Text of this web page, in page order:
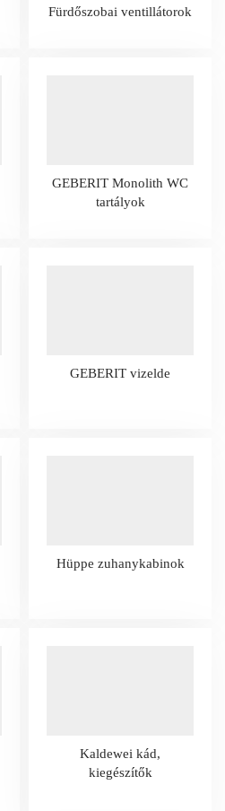
Fürdőszobai ventillátorok
GEBERIT Monolith WC
tartályok
GEBERIT vizelde
Hüppe zuhanykabinok
Kaldewei kád,
kiegészítők